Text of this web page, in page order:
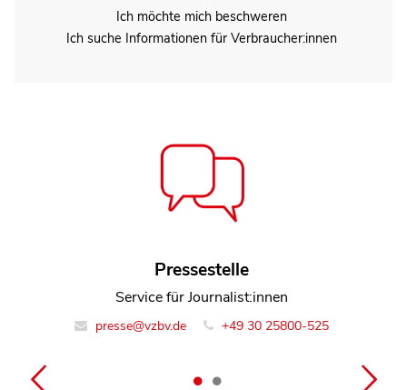
Ich möchte mich beschweren
Ich suche Informationen für Verbraucher:innen
Pressestelle
Service für Journalist:innen
presse@vzbv.de +49 30 25800-525
Lina Ehrig
Leiterin Team Digitales und Medien
info@vzbv.de +49 30 258 00-0